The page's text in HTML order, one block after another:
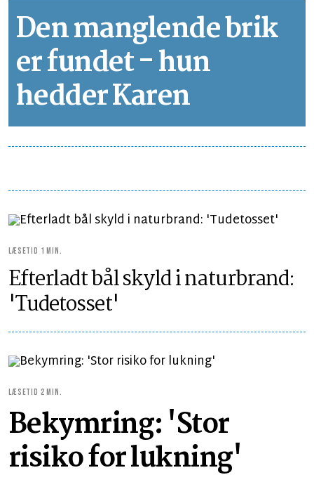
Den manglende brik
er fundet - hun
hedder Karen
LÆSETID 1 MIN.
Efterladt bål skyld i naturbrand:
'Tudetosset'
LÆSETID 2 MIN.
Bekymring: 'Stor
risiko for lukning'